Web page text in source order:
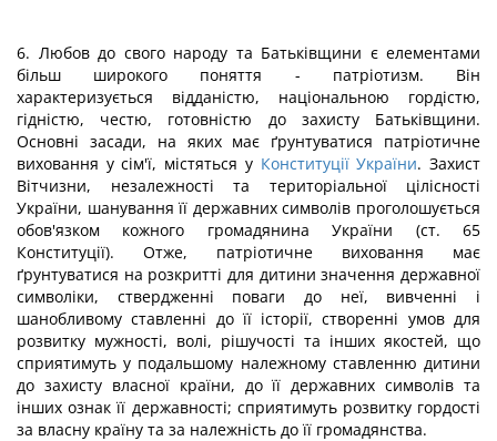
6. Любов до свого народу та Батьківщини є елементами
більш широкого поняття - патріотизм. Він
характеризується відданістю, національною гордістю,
гідністю, честю, готовністю до захисту Батьківщини.
Основні засади, на яких має ґрунтуватися патріотичне
виховання у сім'ї, містяться у Конституції України. Захист
Вітчизни, незалежності та територіальної цілісності
України, шанування її державних символів проголошується
обов'язком кожного громадянина України (ст. 65
Конституції). Отже, патріотичне виховання має
ґрунтуватися на розкритті для дитини значення державної
символіки, ствердженні поваги до неї, вивченні і
шанобливому ставленні до її історії, створенні умов для
розвитку мужності, волі, рішучості та інших якостей, що
сприятимуть у подальшому належному ставленню дитини
до захисту власної країни, до її державних символів та
інших ознак її державності; сприятимуть розвитку гордості
за власну країну та за належність до її громадянства.